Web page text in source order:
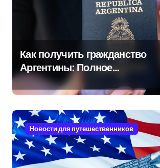
Как получить гражданство
Аргентины: Полное
руководство
Новости для путешественников